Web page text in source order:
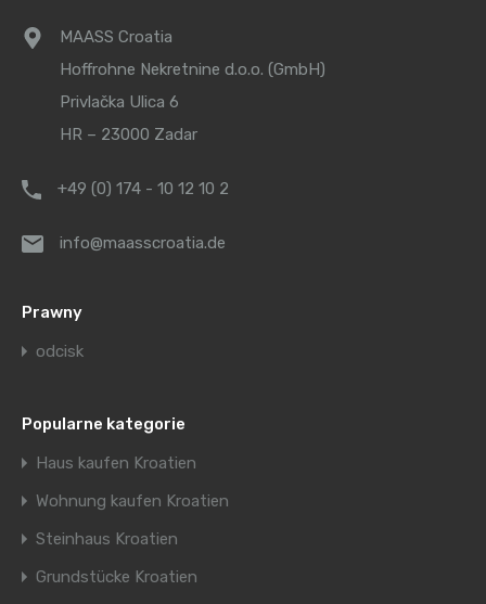
MAASS Croatia
Hoffrohne Nekretnine d.o.o. (GmbH)
Privlačka Ulica 6
HR – 23000 Zadar
+49 (0) 174 - 10 12 10 2
info@maasscroatia.de
Prawny
odcisk
Popularne kategorie
Haus kaufen Kroatien
Wohnung kaufen Kroatien
Steinhaus Kroatien
Grundstücke Kroatien